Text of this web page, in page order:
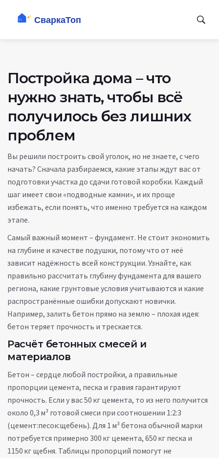
Постройка дома – что
нужно знать, чтобы всё
получилось без лишних
проблем
Вы решили построить свой уголок, но не знаете, с чего
начать? Сначала разбираемся, какие этапы ждут вас от
подготовки участка до сдачи готовой коробки. Каждый
шаг имеет свои «подводные камни», и их проще
избежать, если понять, что именно требуется на каждом
этапе.
Самый важный момент – фундамент. Не стоит экономить
на глубине и качестве подушки, потому что от неё
зависит надёжность всей конструкции. Узнайте, как
правильно рассчитать глубину фундамента для вашего
региона, какие грунтовые условия учитываются и какие
распространённые ошибки допускают новички.
Например, залить бетон прямо на землю – плохая идея:
бетон теряет прочность и трескается.
Расчёт бетонных смесей и
материалов
Бетон – сердце любой постройки, а правильные
пропорции цемента, песка и гравия гарантируют
прочность. Если у вас 50 кг цемента, то из него получится
около 0,3 м³ готовой смеси при соотношении 1:2:3
(цемент:песок:щебень). Для 1 м³ бетона обычной марки
потребуется примерно 300 кг цемента, 650 кг песка и
1150 кг щебня. Таблицы пропорций помогут не